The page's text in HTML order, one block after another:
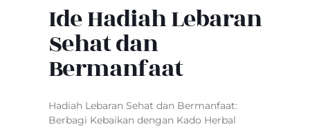
Ide Hadiah Lebaran
Sehat dan
Bermanfaat
Hadiah Lebaran Sehat dan Bermanfaat:
Berbagi Kebaikan dengan Kado Herbal